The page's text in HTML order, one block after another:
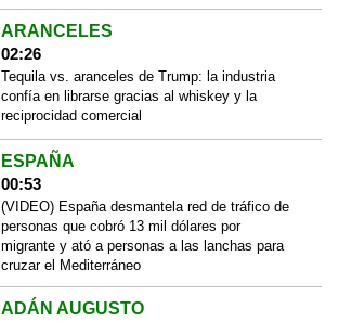
ARANCELES
02:26
Tequila vs. aranceles de Trump: la industria
confía en librarse gracias al whiskey y la
reciprocidad comercial
ESPAÑA
00:53
(VIDEO) España desmantela red de tráfico de
personas que cobró 13 mil dólares por
migrante y ató a personas a las lanchas para
cruzar el Mediterráneo
ADÁN AUGUSTO